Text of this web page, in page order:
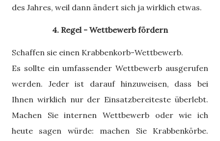
des Jahres, weil dann ändert sich ja wirklich etwas.
4. Regel - Wettbewerb fördern
Schaffen sie einen Krabbenkorb-Wettbewerb.
Es sollte ein umfassender Wettbewerb ausgerufen
werden. Jeder ist darauf hinzuweisen, dass bei
Ihnen wirklich nur der Einsatzbereiteste überlebt.
Machen Sie internen Wettbewerb oder wie ich
heute sagen würde: machen Sie Krabbenkörbe.